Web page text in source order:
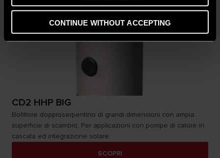
CONTINUE WITHOUT ACCEPTING
CD2 HHP BIG
Bollitore doppioserpentino di grandi dimensioni con ampia
superficie di scambio. Per applicazioni con pompe di calore in
cascata ed integrazione solare.
SCOPRI